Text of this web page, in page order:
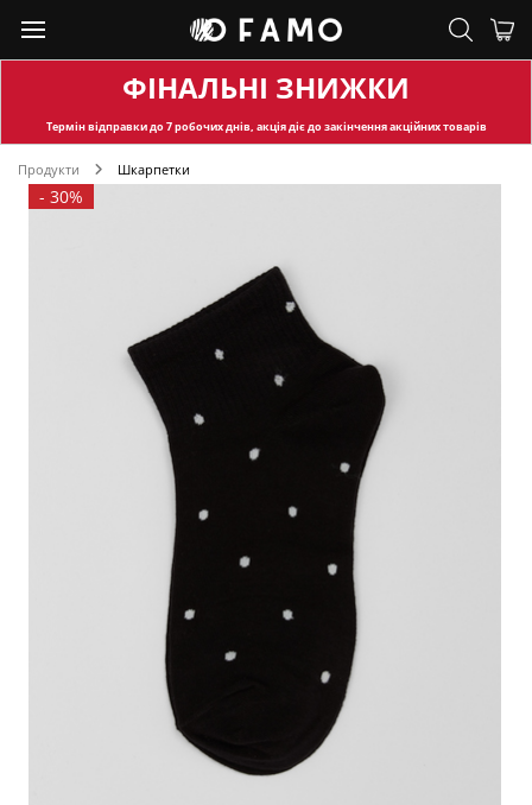
ФІНАЛЬНІ ЗНИЖКИ
Термін відправкидо 7 робочих днів, акція діє до закінчення акційних товарів
Продукти Шкарпетки
- 30%